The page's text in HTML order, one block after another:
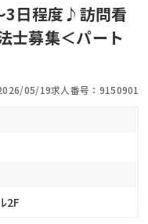
3日程度♪訪問看
士募集＜パート
05/19求人番号：9150901
2F